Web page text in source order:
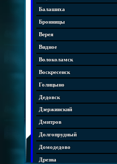
Балашиха
Бронницы
Верея
Видное
Волоколамск
Воскресенск
Голицыно
Дедовск
Дзержинский
Дмитров
Долгопрудный
Домодедово
Дрезна